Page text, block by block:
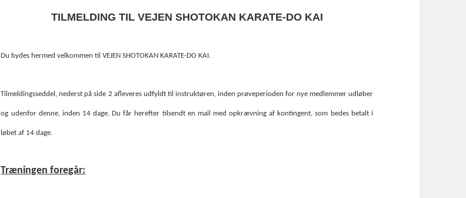
TILMELDING TIL VEJEN SHOTOKAN KARATE-DO KAI
Du bydes hermed velkommen til VEJEN SHOTOKAN KARATE-DO KAI.
Tilmeldingsseddel, nederst på side 2 afleveres udfyldt til instruktøren, inden prøveperioden for nye medlemmer udløber
og udenfor denne, inden 14 dage. Du får herefter tilsendt en mail med opkrævning af kontingent, som bedes betalt i
løbet af 14 dage.
Træningen foregår: